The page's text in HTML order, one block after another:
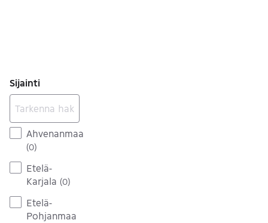
Sijainti
Ahvenanmaa
(0)
Etelä-
Karjala (0)
Etelä-
Pohjanmaa